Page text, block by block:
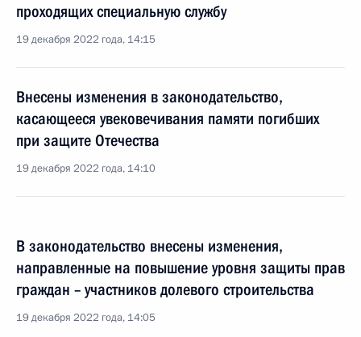
проходящих специальную службу
19 декабря 2022 года, 14:15
Внесены изменения в законодательство,
касающееся увековечивания памяти погибших
при защите Отечества
19 декабря 2022 года, 14:10
В законодательство внесены изменения,
направленные на повышение уровня защиты прав
граждан – участников долевого строительства
19 декабря 2022 года, 14:05